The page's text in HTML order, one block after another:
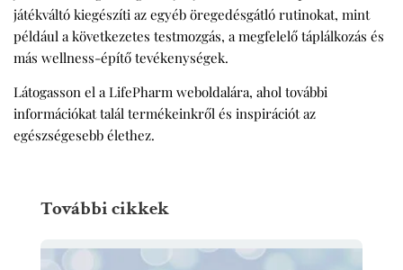
játékváltó kiegészíti az egyéb öregedésgátló rutinokat, mint
például a következetes testmozgás, a megfelelő táplálkozás és
más wellness-építő tevékenységek.
Látogasson el a LifePharm weboldalára, ahol további
információkat talál termékeinkről és inspirációt az
egészségesebb élethez.
További cikkek